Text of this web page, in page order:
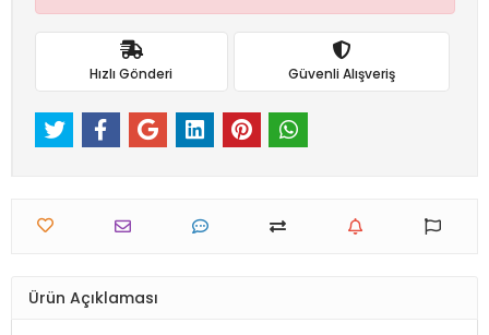
Hızlı Gönderi Güvenli Alışveriş
Ürün Açıklaması